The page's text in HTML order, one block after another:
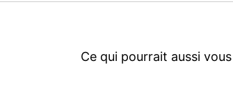
Ce qui pourrait aussi